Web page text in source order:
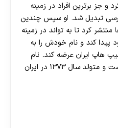
و جز برترین افراد در زمینه
تبدیل شد. او سپس چندین
کرد تا به تواند در زمینه
پیدا کند و نام خودش را به
هاپ ایران عرضه کند. نام
اصلی او اشکان بشیری نیز است و متولد سال ۱۳۷۳ در ایران